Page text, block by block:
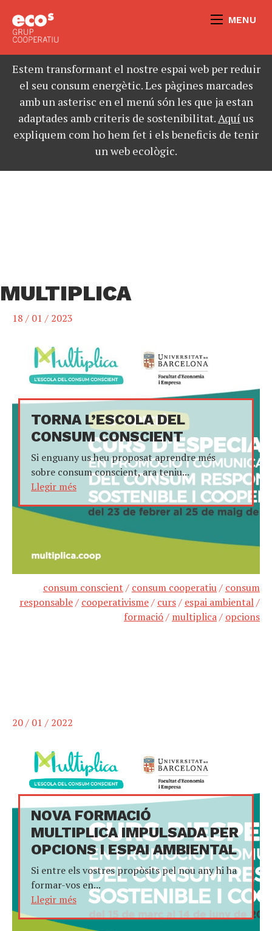
MENU
Estem transformant el nostre espai web per reduir
el seu consum energètic. Les pàgines marcades
amb un asterisc en el menú són les que ja estan
adaptades amb criteris de sostenibilitat.Aquíus
expliquem com ho hem fet i els beneficis de tenir
un web ecològic.
MULTIPLICA
18 / 01 / 2023
TORNA L’ESCOLA DEL
CONSUM CONSCIENT
Si enguany us heu proposat aprendre més
sobre consum conscient, ara teniu...
Llegir més
consum conscient / consum cooperatiu/ consum
responsable/ cooperativisme/ curs/ espai ambiental/
formació/ multiplica/ opcions
20 / 01 / 2022
NOVA FORMACIÓ
MULTIPLICA IMPULSADA PER
OPCIONS I ESPAI AMBIENTAL
Si entre els vostres propòsits pel nou any hi ha
formar-vos en...
Llegir més